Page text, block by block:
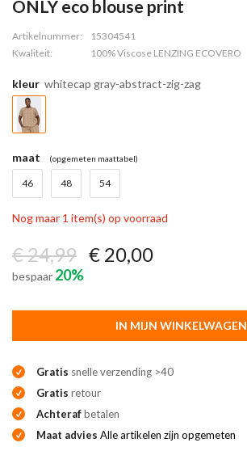
ONLY eco blouse print
Artikelnummer:
15304541
Kwaliteit:
100% Viscose LENZING ECOVERO
kleur whitecap gray-abstract-zig-zag
maat (opgemeten maattabel)
46 48 54
Nog maar 1 item(s) op voorraad
€ 24,99 € 20,00
bespaar 20%
IN MIJN WINKELWAGEN
Gratis snelle verzending >40
Gratis retour
Achterafbetalen
Maat advies Alle artikelen zijn opgemeten